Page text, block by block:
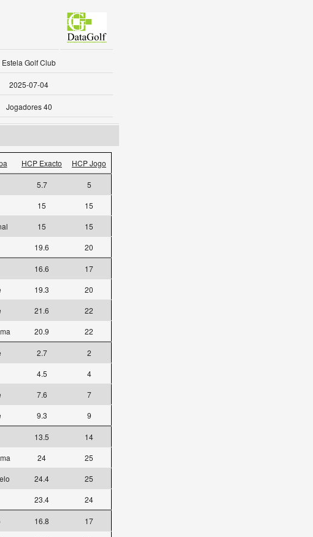
Estela Golf Club
2025-07-04
Jogadores 40
HCP Exacto HCP Jogo
5.7
5
15
15
15
15
19.6 20
16.6
17
19.3
20
21.6
22
20.9 22
2.7
2
4.5
4
7.6
7
9.3 9
13.5
14
24
25
24.4
25
23.4 24
16.8
17